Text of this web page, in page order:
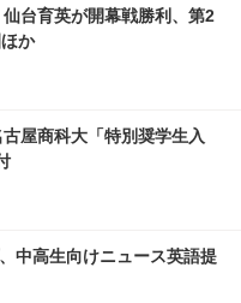
仙台育英が開幕戦勝利、第2
か
古屋商科大「特別奨学生入
中高生向けニュース英語提